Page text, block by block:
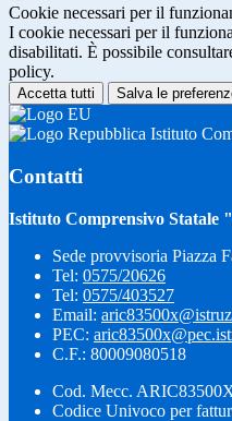
Cookie necessari per il
I cookie necessari per il
disabilitati. È possibile
policy.
Accetta tutti Salva le
Istituto
Contatti
Istituto Comprensivo Statale
Sede provvisoria Piazza
Tel: 0575/20626
Tel: 0575/403527
Email:
PEC:
C.F.: 80009080518
Cod. Mecc.
Codice Univoco per